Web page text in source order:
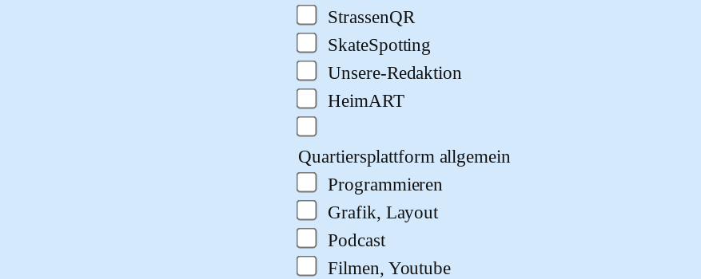
StrassenQR
SkateSpotting
Unsere-Redaktion
HeimART
Quartiersplattform allgemein
Programmieren
Grafik, Layout
Podcast
Filmen, Youtube